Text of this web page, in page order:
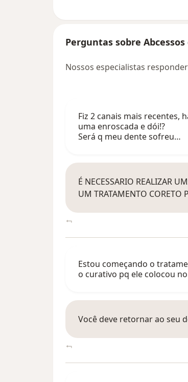
Perguntas sobre
Nossos especialistas
Fiz 2 canais mais recentes,
uma enroscada e dói!?
Será q meu dente sofreu…
É NECESSARIO REALIZAR
UM TRATAMENTO CORETO
Estou começando o
o curativo pq ele colocou
Você deve retornar ao seu